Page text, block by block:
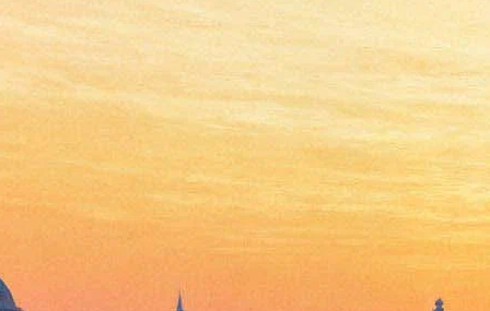
По «Тайне третьей планеты»
поставят мюзикл
22:18 Версия для печати